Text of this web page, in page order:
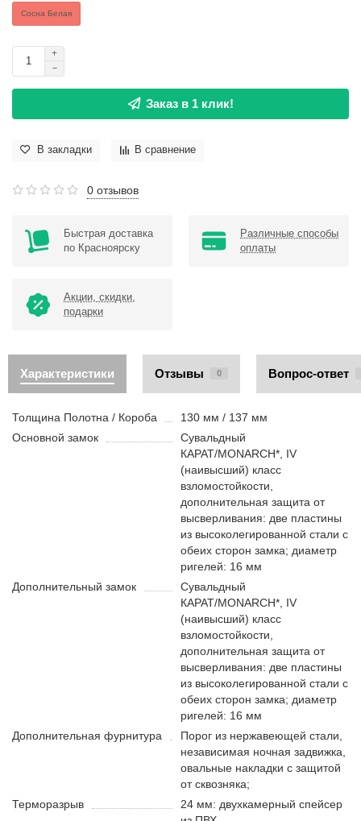
Сосна Белая
Заказ в 1 клик!
В закладки В сравнение
0 отзывов
Быстрая доставка
по Красноярску
Различные способы
оплаты
Акции, скидки,
подарки
Характеристики Отзывы 0 Вопрос-ответ
Толщина Полотна / Короба
130 мм / 137 мм
Основной замок
Cувальдный
КАРАТ/MONARCH*, IV
(наивысший) класс
взломостойкости,
дополнительная защита от
высверливания: две пластины
из высоколегированной стали с
обеих сторон замка; диаметр
ригелей: 16 мм
Дополнительный замок
Cувальдный
КАРАТ/MONARCH*, IV
(наивысший) класс
взломостойкости,
дополнительная защита от
высверливания: две пластины
из высоколегированной стали с
обеих сторон замка; диаметр
ригелей: 16 мм
Дополнительная фурнитура
Порог из нержавеющей стали,
независимая ночная задвижка,
овальные накладки с защитой
от сквозняка;
Терморазрыв
24 мм: двухкамерный спейсер